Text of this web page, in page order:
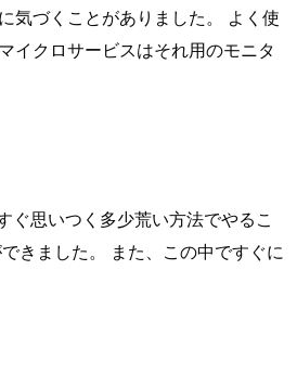
気づくことがありました。 よく使
イクロサービスはそれ用のモニタ
ぐ思いつく多少荒い方法でやるこ
きました。 また、この中ですぐに